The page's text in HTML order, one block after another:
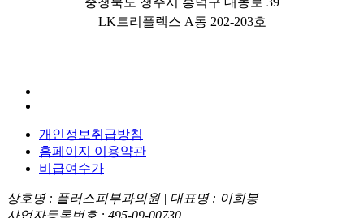
202,203호
LK트리플렉스 A동 202-203호
개인정보취급방침
홈페이지 이용약관
비급여수가
상호명 : 플러스피부과의원 | 대표명 : 이희봉
사업자등록번호 : 495-09-00730